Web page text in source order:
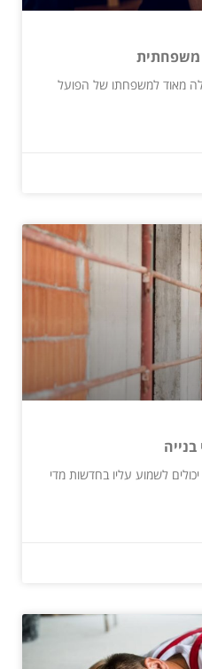
משפחתית
מאוד למשפחתו של הפועל
לשמוע עליו בחדשות מדי